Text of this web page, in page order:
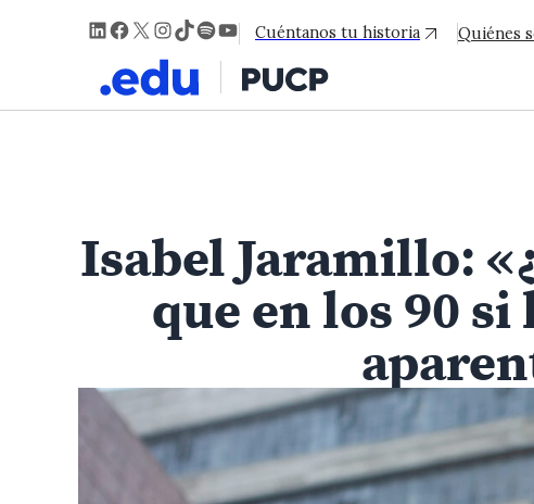
LinkedIn
Facebook
X Instagram
TikTok
Spotify
YouTube
Cuéntanos tu historia Quiénes
Isabel Jaramillo:
que en los 90